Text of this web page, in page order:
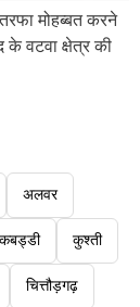
मोहब्बत करने
के वटवा क्षेत्र की
अलवर
कबड्डी कुश्ती
चित्तौड़गढ़